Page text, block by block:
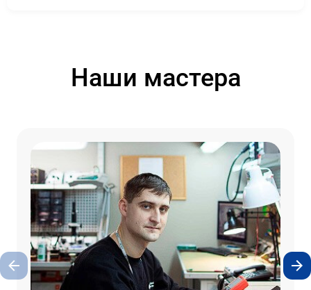
Наши мастера